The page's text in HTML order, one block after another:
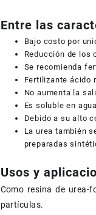
Entre las
Bajo costo por
Reducción de los
Se recomienda
Fertilizante ácido
No aumenta la
Es soluble en
Debido a su alto
La urea también
preparadas
Usos y
Como resina de urea-
partículas.